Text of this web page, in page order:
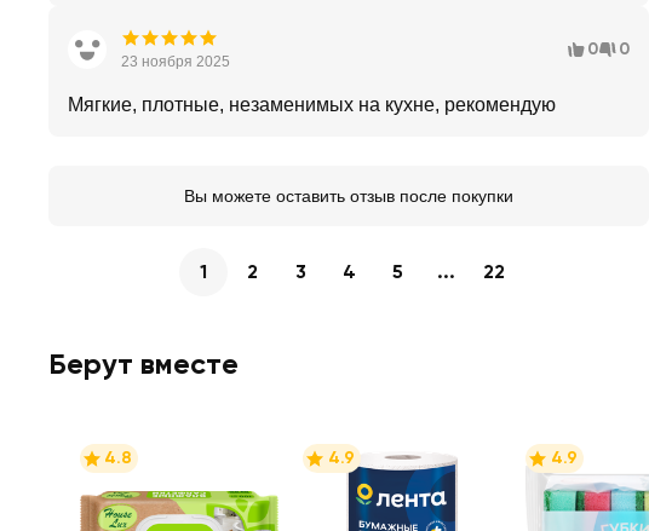
23 ноября 2025
0 0
Мягкие, плотные, незаменимых на кухне, рекомендую
Вы можете оставить отзыв после покупки
1 2 3 4 5 ... 22
Берут вместе
4.8 4.9 4.9